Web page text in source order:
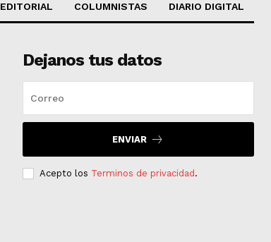
EDITORIAL COLUMNISTAS DIARIO DIGITAL
Dejanos tus datos
ENVIAR
Acepto los Terminos de privacidad .